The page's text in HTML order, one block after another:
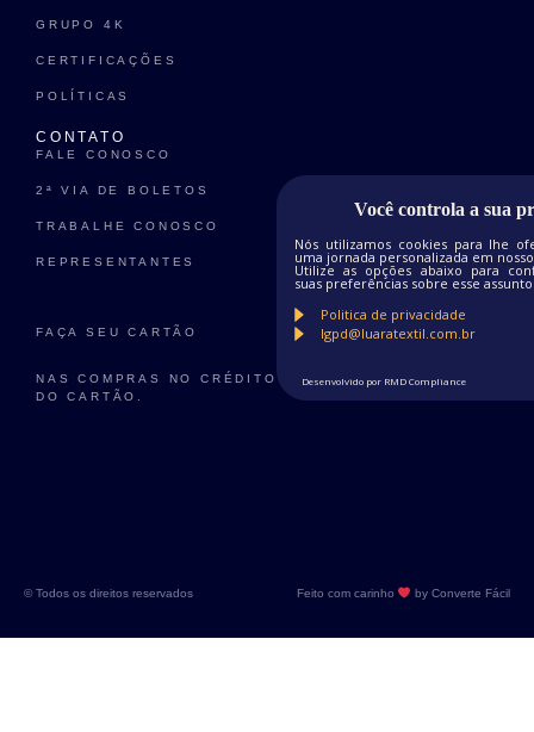
GRUPO 4K
CERTIFICAÇÕES
POLÍTICAS
CONTATO
FALE CONOSCO
2ª VIA DE BOLETOS
TRABALHE CONOSCO
REPRESENTANTES
FAÇA SEU CARTÃO
NAS COMPRAS NO CRÉDITO TAXA DE 3%
DO CARTÃO.
© Todos os direitos reservados Feito com carinho by Converte Fácil
Você controla a sua
Nós utilizamos cookies para lhe
uma jornada personalizada em
Utilize as opções abaixo para
suas preferências sobre esse
Politica de privacidade
lgpd@luaratextil.com.br
Desenvolvido por RMD Compliance